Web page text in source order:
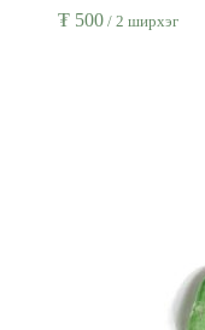
₮ 500 / 2 ширхэг